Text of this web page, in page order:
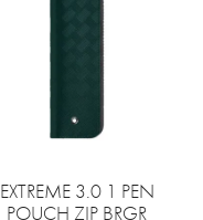
EXTREME 3.0 1 PEN
POUCH ZIP BRGR